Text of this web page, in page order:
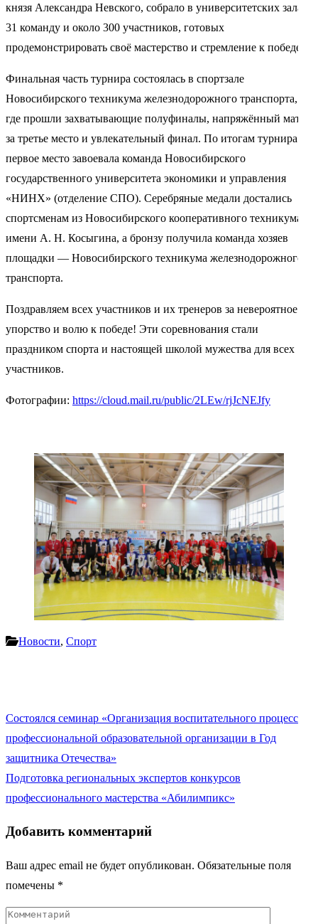
князя Александра Невского, собрало в университетских залах
31 команду и около 300 участников, готовых
продемонстрировать своё мастерство и стремление к победе.
Финальная часть турнира состоялась в спортзале
Новосибирского техникума железнодорожного транспорта,
где прошли захватывающие полуфиналы, напряжённый матч
за третье место и увлекательный финал. По итогам турнира
первое место завоевала команда Новосибирского
государственного университета экономики и управления
«НИНХ» (отделение СПО). Серебряные медали достались
спортсменам из Новосибирского кооперативного техникума
имени А. Н. Косыгина, а бронзу получила команда хозяев
площадки — Новосибирского техникума железнодорожного
транспорта.
Поздравляем всех участников и их тренеров за невероятное
упорство и волю к победе! Эти соревнования стали
праздником спорта и настоящей школой мужества для всех
участников.
Фотографии: https://cloud.mail.ru/public/2LEw/rjJcNEJfy
Новости, Спорт
Навигация
по
записям
Состоялся семинар «Организация воспитательного процесса в
профессиональной образовательной организации в Год
защитника Отечества»
Подготовка региональных экспертов конкурсов
профессионального мастерства «Абилимпикс»
Добавить комментарий
Ваш адрес email не будет опубликован. Обязательные поля
помечены *
Комментарий